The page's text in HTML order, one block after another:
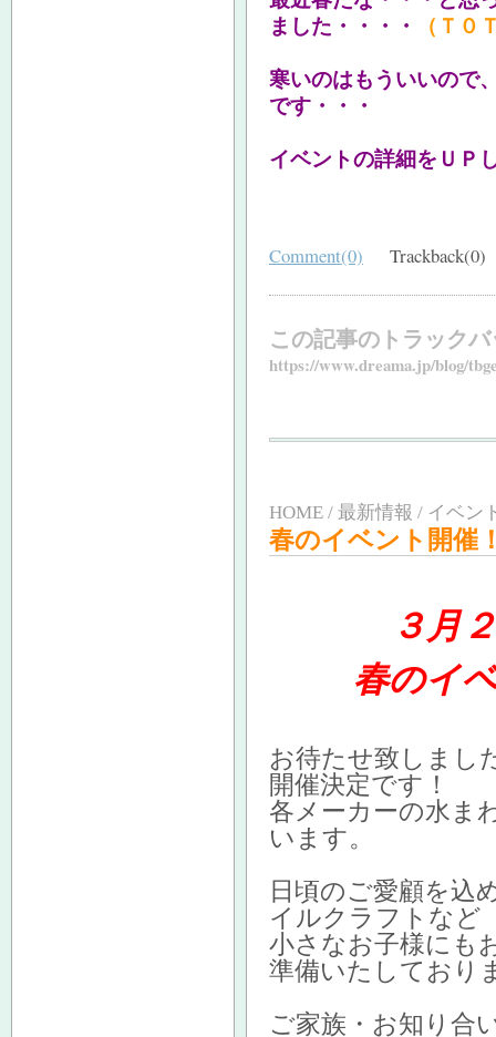
ました・・・・
（Ｔ０
寒いのはもういいので
です・・・
イベントの詳細をＵＰ
Comment(0) Trackback(0)
この記事のトラック
https://www.dreama.jp/blog/
HOME / 最新情報 / イベン
春のイベント開催
３月
春のイ
お待たせ致しまし
開催決定です！
各メーカーの水ま
います。
日頃のご愛顧を込
イルクラフトなど
小さなお子様にも
準備いたしており
ご家族・お知り合